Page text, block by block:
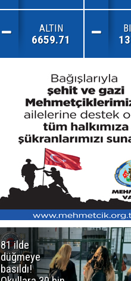
ALTIN
6659.71
81 ilde
düğmeye
basıldı!